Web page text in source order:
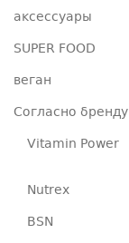
аксессуары
SUPER FOOD
веган
Согласно бренду
Vitamin Power
Nutrex
BSN